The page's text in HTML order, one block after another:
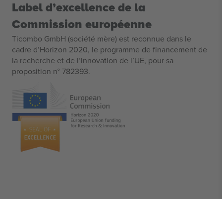
Label d’excellence de la
Commission européenne
Ticombo GmbH (société mère) est reconnue dans le
cadre d’Horizon 2020, le programme de financement de
la recherche et de l’innovation de l’UE, pour sa
proposition n° 782393.